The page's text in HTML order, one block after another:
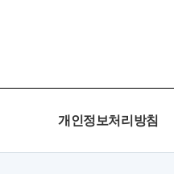
개인정보처리방침